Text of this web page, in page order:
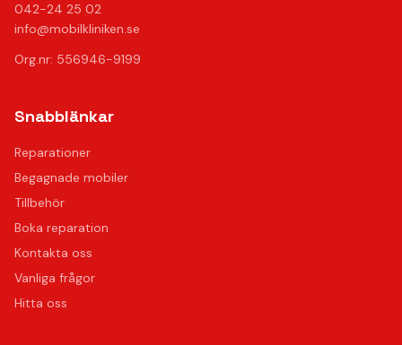
042-24 25 02
info@mobilkliniken.se
Org.nr: 556946-9199
Snabblänkar
Reparationer
Begagnade mobiler
Tillbehör
Boka reparation
Kontakta oss
Vanliga frågor
Hitta oss